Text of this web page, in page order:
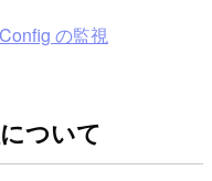
の監視
ついて